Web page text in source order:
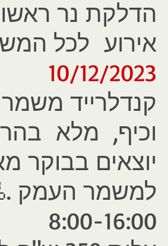
הדלקת נר
אירוע לכל
10/12/2023
קנדלרייד
וכיף, מלא
יוצאים בבוקר
למשמר העמק
8:00-16:00